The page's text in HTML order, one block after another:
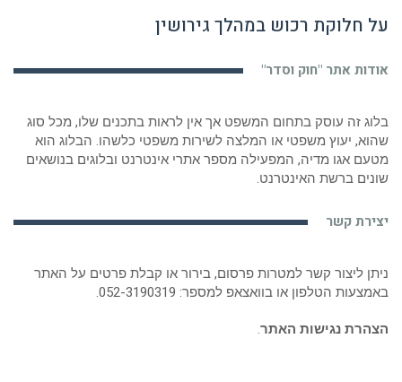
על חלוקת רכוש במהלך גירושין
אודות אתר "חוק וסדר"
בלוג זה עוסק בתחום המשפט אך אין לראות בתכנים שלו, מכל סוג
שהוא, יעוץ משפטי או המלצה לשירות משפטי כלשהו. הבלוג הוא
מטעם אגו מדיה, המפעילה מספר אתרי אינטרנט ובלוגים בנושאים
שונים ברשת האינטרנט.
יצירת קשר
ניתן ליצור קשר למטרות פרסום, בירור או קבלת פרטים על האתר
באמצעות הטלפון או בוואצאפ למספר: 052-3190319
.
הצהרת נגישות האתר.